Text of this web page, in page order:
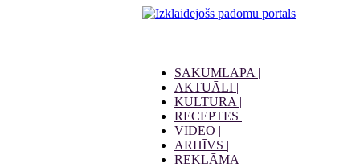
SĀKUMLAPA |
AKTUĀLI |
KULTŪRA |
RECEPTES |
VIDEO |
ARHĪVS |
REKLĀMA